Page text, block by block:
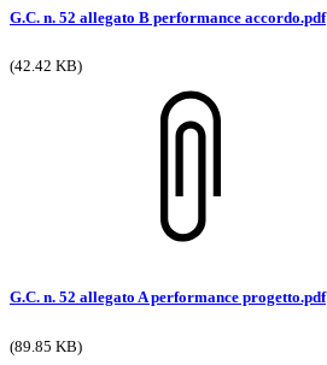
G.C. n. 52 allegato B performance accordo.pdf
(42.42 KB)
G.C. n. 52 allegato A performance progetto.pdf
(89.85 KB)